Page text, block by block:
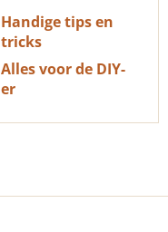
Handige tips en
tricks
Alles voor de DIY-
er